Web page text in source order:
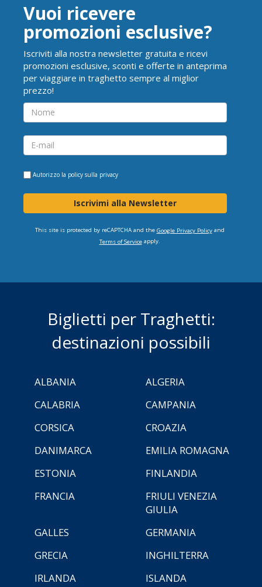
Vuoi ricevere
promozioni esclusive?
Iscriviti alla nostra newsletter gratuita e ricevi
promozioni esclusive, sconti e offerte in anteprima
per viaggiare in traghetto sempre al miglior
prezzo!
Autorizzo la policy sulla privacy
Iscrivimi alla Newsletter
This site is protected by reCAPTCHA and the Google Privacy Policyand
Terms of Serviceapply.
Biglietti per Traghetti:
destinazioni possibili
ALBANIA
ALGERIA
CALABRIA
CAMPANIA
CORSICA
CROAZIA
DANIMARCA
EMILIA ROMAGNA
ESTONIA
FINLANDIA
FRANCIA
FRIULI VENEZIA
GIULIA
GALLES
GERMANIA
GRECIA
INGHILTERRA
IRLANDA
ISLANDA